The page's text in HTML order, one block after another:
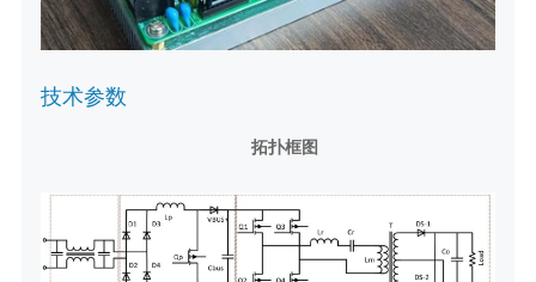
技术参数
拓扑框图